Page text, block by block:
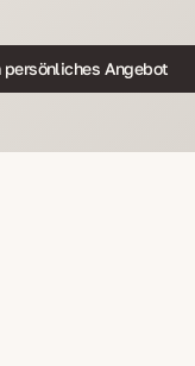
persönliches Angebot